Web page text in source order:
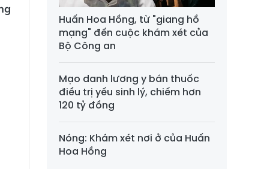
Huấn Hoa Hồng, từ "giang hồ
mạng" đến cuộc khám xét của
Bộ Công an
Mạo danh lương y bán thuốc
điều trị yếu sinh lý, chiếm hơn
120 tỷ đồng
Nóng: Khám xét nơi ở của Huấn
Hoa Hồng